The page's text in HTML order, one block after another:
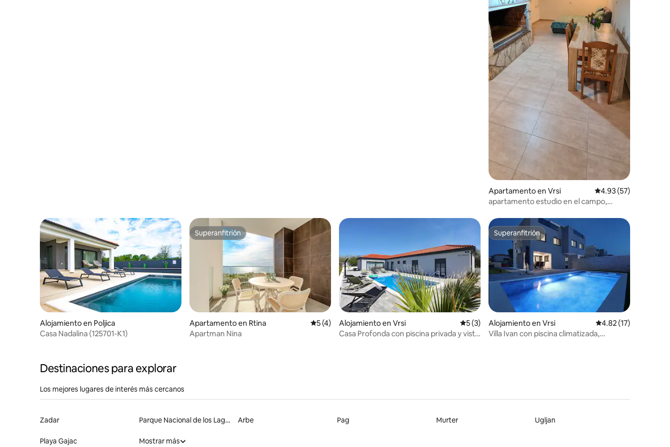
Apartamento en Vrsi Calificación
4.93 (57)
apartamento estudio en el campo,
Alojamiento en Poljica
Casa Nadalina (125701-K1)
Superanfitrión
Superanfitrión
Apartamento en Rtina Calificación promedio: 5 de 5, 4 reseñas
5 (4)
Apartman Nina
Alojamiento en Vrsi Calificación promedio: 5 de 5, 3 reseñas
5 (3)
Casa Profonda con piscina privada y vista
Superanfitrión
Superanfitrión
Alojamiento en Vrsi Calificación
4.82 (17)
Villa Ivan con piscina climatizada,
Destinaciones para explorar
Los mejores lugares de interés más cercanos
Zadar Parque Nacional de los Lagos de Plitvice Arbe Pag Murter Ugljan
Playa Gajac Mostrar más